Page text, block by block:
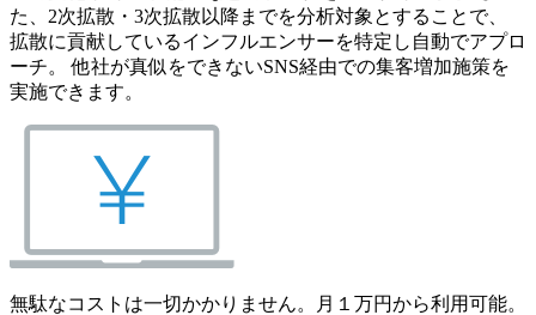
た、2次拡散・3次拡散以降までを分析対象とすることで、
拡散に貢献しているインフルエンサーを特定し自動でアプロ
ーチ。 他社が真似をできないSNS経由での集客増加施策を
実施できます。
無駄なコストは一切かかりません。月１万円から利用可能。